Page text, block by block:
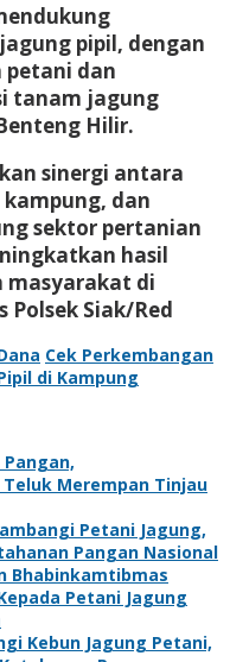
pipil, dengan
petani dan
tanam jagung
Hilir.
sinergi antara
dan
sektor pertanian
hasil
masyarakat di
Siak/Red
Cek Perkembangan
di Kampung
Merempan Tinjau
Petani Jagung,
Pangan Nasional
Bhabinkamtibmas
Petani Jagung
Kebun Jagung Petani,